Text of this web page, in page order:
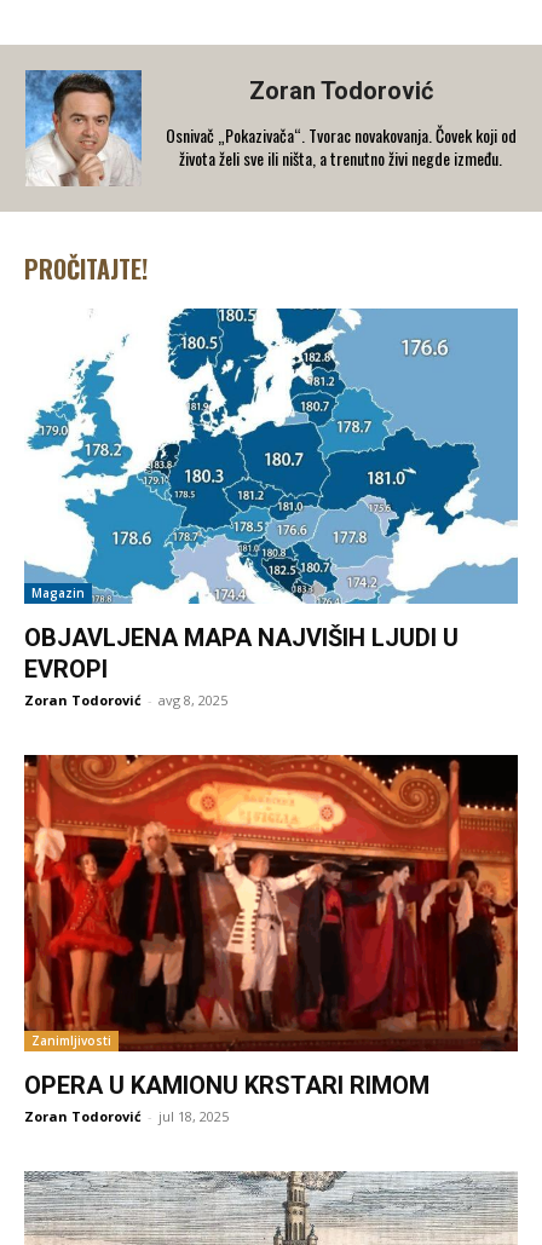
Zoran Todorović
Osnivač „Pokazivača“. Tvorac novakovanja. Čovek koji od
života želi sve ili ništa, a trenutno živi negde između.
PROČITAJTE!
Magazin
OBJAVLJENA MAPA NAJVIŠIH LJUDI U
EVROPI
Zoran Todorović - avg 8, 2025
Zanimljivosti
OPERA U KAMIONU KRSTARI RIMOM
Zoran Todorović - jul 18, 2025